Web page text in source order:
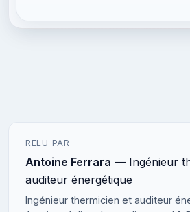
RELU PAR
Antoine Ferrara — Ingénieur
auditeur énergétique
Ingénieur thermicien et auditeur